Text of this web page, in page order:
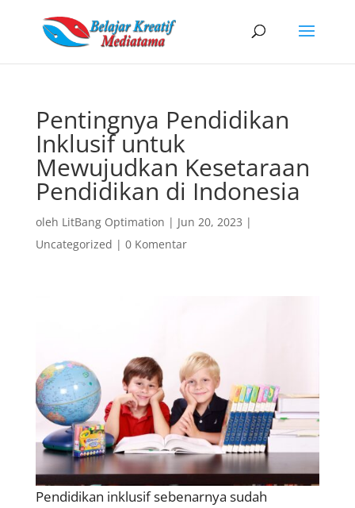
Pentingnya Pendidikan
Inklusif untuk
Mewujudkan Kesetaraan
Pendidikan di Indonesia
oleh LitBang Optimation | Jun 20, 2023 |
Uncategorized | 0 Komentar
Pendidikan inklusif sebenarnya sudah